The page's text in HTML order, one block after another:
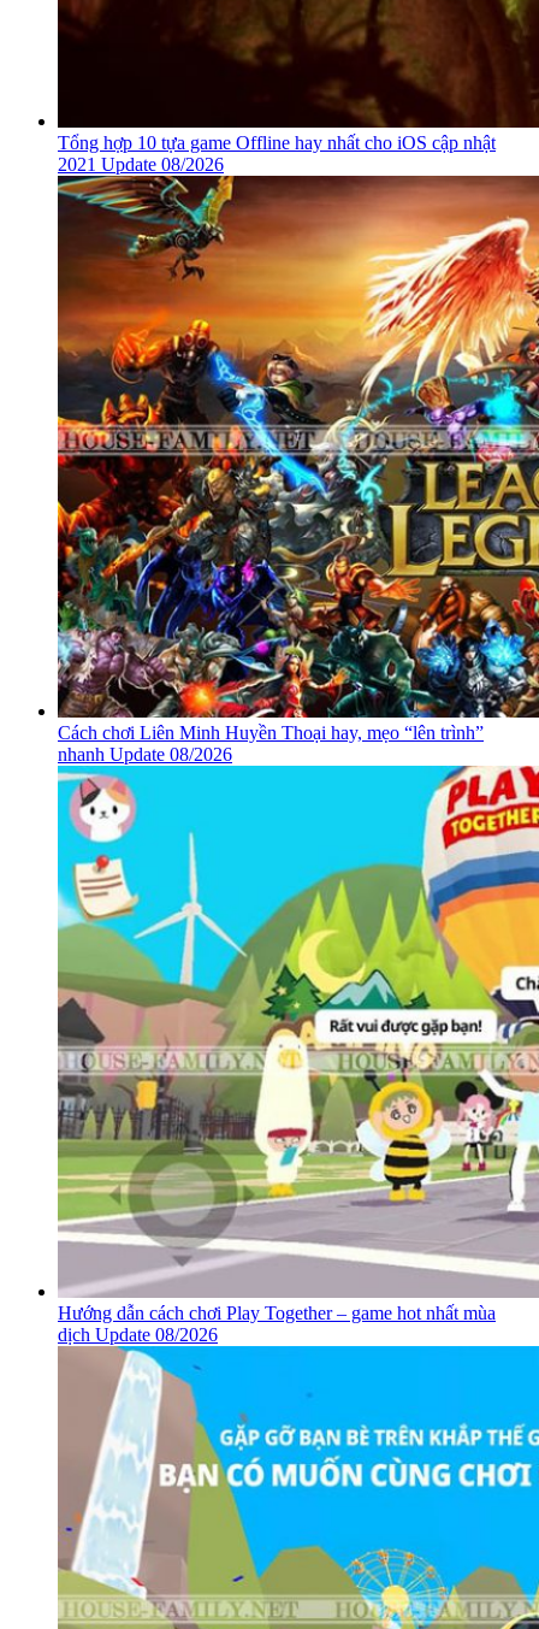
Tổng hợp 10 tựa game Offline hay nhất cho iOS cập nhật
2021 Update 08/2026
Cách chơi Liên Minh Huyền Thoại hay, mẹo “lên trình”
nhanh Update 08/2026
Hướng dẫn cách chơi Play Together – game hot nhất mùa
dịch Update 08/2026